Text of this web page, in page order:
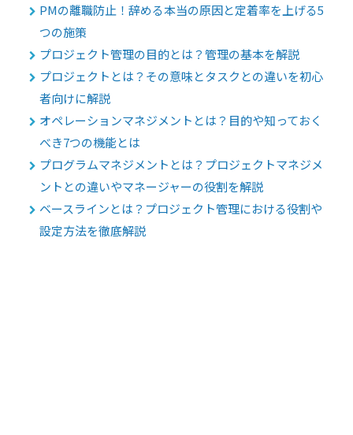
PMの離職防止！辞める本当の原因と定着率を上げる5
つの施策
プロジェクト管理の目的とは？管理の基本を解説
プロジェクトとは？その意味とタスクとの違いを初心
者向けに解説
オペレーションマネジメントとは？目的や知っておく
べき7つの機能とは
プログラムマネジメントとは？プロジェクトマネジメ
ントとの違いやマネージャーの役割を解説
ベースラインとは？プロジェクト管理における役割や
設定方法を徹底解説